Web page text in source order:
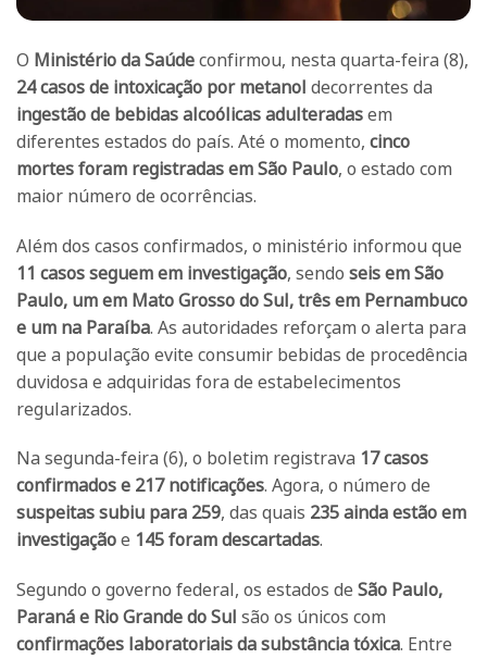
O Ministério da Saúdeconfirmou, nesta quarta-feira (8),
24 casos de intoxicação por metanol decorrentes da
ingestão de bebidas alcoólicas adulteradasem
diferentes estados do país. Até o momento, cinco
mortes foram registradas em São Paulo, o estado com
maior número de ocorrências.
Além dos casos confirmados, o ministério informou que
11 casos seguem em investigação, sendo seis em São
Paulo, um em Mato Grosso do Sul, três em Pernambuco
e um na Paraíba. As autoridades reforçam o alerta para
que a população evite consumir bebidas de procedência
duvidosa e adquiridas fora de estabelecimentos
regularizados.
Na segunda-feira (6), o boletim registrava 17 casos
confirmados e 217 notificações. Agora, o número de
suspeitas subiu para 259, das quais 235 ainda estão em
investigaçãoe 145 foram descartadas.
Segundo o governo federal, os estados de São Paulo,
Paraná e Rio Grande do Sul são os únicos com
confirmações laboratoriais da substância tóxica. Entre